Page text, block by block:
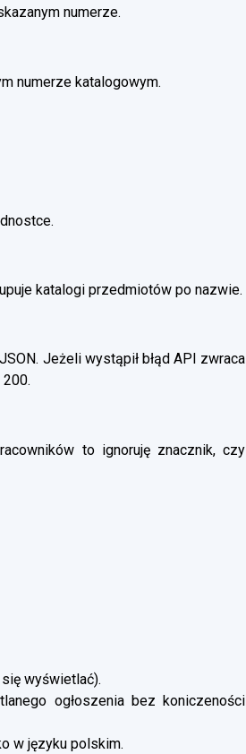
numerze.
numerze katalogowym.
katalogi przedmiotów po nazwie.
Jeżeli wystąpił błąd API zwraca
to ignoruję znacznik, czy
wyświetlać).
ogłoszenia bez koniczeności
w języku polskim.